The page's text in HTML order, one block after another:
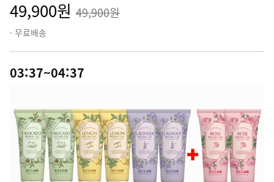
49,900원 49,900원
· 무료배송
03:37~04:37